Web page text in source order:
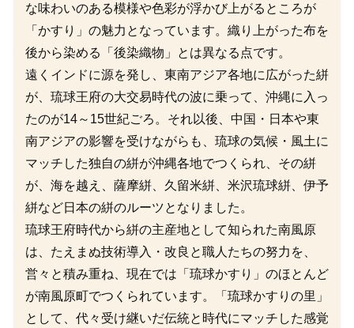
な味わいのある模様や色彩が浮かび上がるところが
「かすり」の魅力となっています。織り上がった布を
後から染める「後染織物」とは異なる点です。
遠くインドに源を発し、東南アジア各地に広がった絣
が、琉球王府の大交易時代の波に乗って、沖縄に入っ
たのが14～15世紀ごろ。それ以後、中国・日本や東
南アジアの影響を受けながらも、琉球の気候・風土に
マッチした独自の絣が沖縄各地でつくられ、その絣
が、海を越え、薩摩絣、久留米絣、米沢琉球絣、伊予
絣など日本の絣のルーツとなりました。
琉球王府時代から絣の主産地として知られた南風原
は、たえまぬ技術導入・改良と職人たちの努力を、
営々と積み重ね、現在では「琉球かすり」のほとんど
が南風原町でつくられています。「琉球かすりの里」
として、代々受け継いだ伝統と時代にマッチした感覚